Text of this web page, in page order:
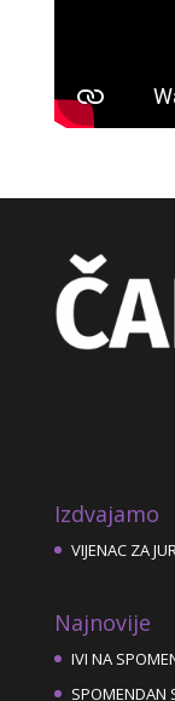
Izdvajamo
VIJENAC ZA
Najnovije
IVI NA
SPOMENDAN